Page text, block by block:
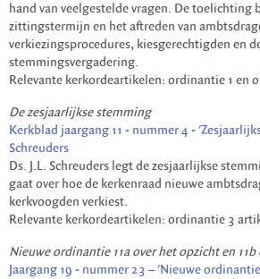
hand van veelgestelde vragen. De toelichting
zittingstermijn en het aftreden van
verkiezingsprocedures, kiesgerechtigden en
stemmingsvergadering.
Relevante kerkordeartikelen: ordinantie 1 en
De zesjaarlijkse stemming
Kerkblad jaargang 11 - nummer 4 -
Schreuders
Ds. J.L. Schreuders legt de zesjaarlijkse
gaat over hoe de kerkenraad nieuwe
kerkvoogden verkiest.
Relevante kerkordeartikelen: ordinantie 3
Nieuwe ordinantie 11a over het opzicht en
Jaargang 19 - nummer 23 – 'Nieuwe ordinantie